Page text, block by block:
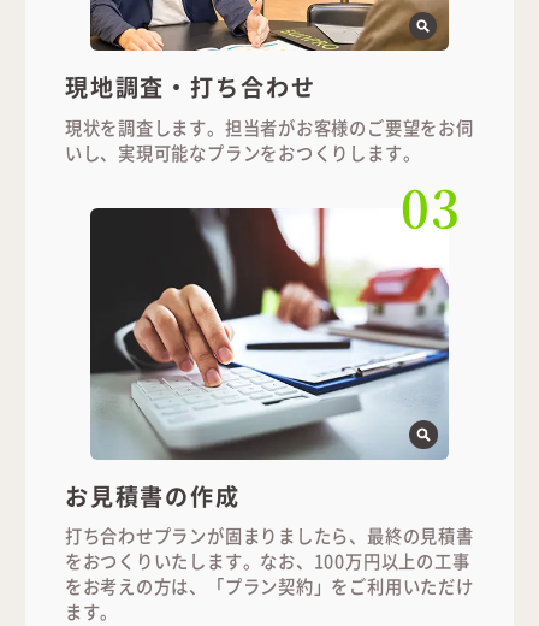
現地調査・打ち合わせ
現状を調査します。担当者がお客様のご要望をお伺
いし、実現可能なプランをおつくりします。
03
お見積書の作成
打ち合わせプランが固まりましたら、最終の見積書
をおつくりいたします。なお、100万円以上の工事
をお考えの方は、「プラン契約」をご利用いただけ
ます。